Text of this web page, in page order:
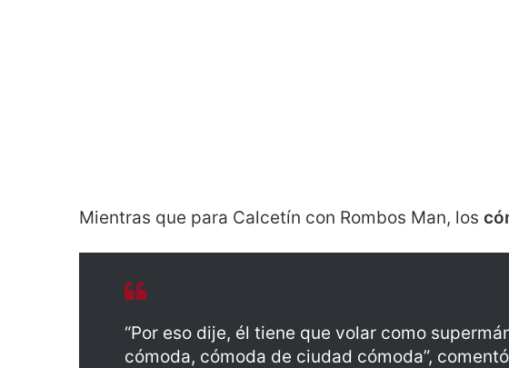
Mientras que para Calcetín con Rombos Man, los
“Por eso dije, él tiene que volar como
cómoda, cómoda de ciudad cómoda”,